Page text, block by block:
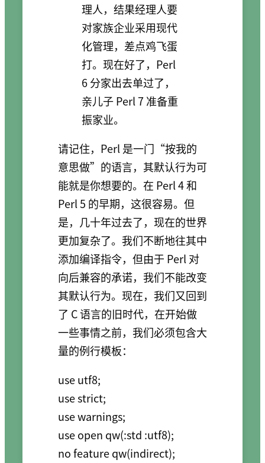
理人，结果经理人要
对家族企业采用现代
化管理，差点鸡飞蛋
打。现在好了，Perl
6 分家出去单过了，
亲儿子 Perl 7 准备重
振家业。
请记住，Perl 是一门“按我的
意思做”的语言，其默认行为可
能就是你想要的。在 Perl 4 和
Perl 5 的早期，这很容易。但
是，几十年过去了，现在的世界
更加复杂了。我们不断地往其中
添加编译指令，但由于 Perl 对
向后兼容的承诺，我们不能改变
其默认行为。现在，我们又回到
了 C 语言的旧时代，在开始做
一些事情之前，我们必须包含大
量的例行模板：
use utf8;
use strict;
use warnings;
use open qw(:std :utf8);
no feature qw(indirect);